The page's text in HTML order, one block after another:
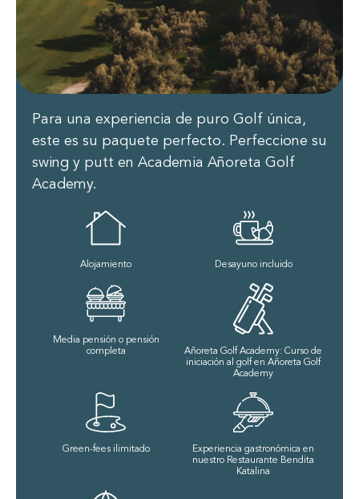
Para una experiencia de puro Golf única,
este es su paquete perfecto. Perfeccione su
swing y putt en Academia Añoreta Golf
Academy.
Alojamiento Desayuno incluido
Media pensión o pensión
completa
Añoreta Golf Academy: Curso de
iniciación al golf en Añoreta Golf
Academy
Green-fees ilimitado
Experiencia gastronómica en
nuestro Restaurante Bendita
Katalina